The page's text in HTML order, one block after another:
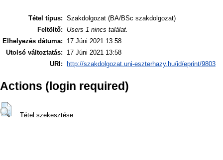
Tétel típus: Szakdolgozat (BA/BSc szakdolgozat)
Feltöltő:
Users 1 nincs találat.
Elhelyezés dátuma:
17 Júni 2021 13:58
Utolsó változtatás:
17 Júni 2021 13:58
URI:
http://szakdolgozat.uni-eszterhazy.hu/id/eprint/9803
Actions (login required)
Tétel szekesztése